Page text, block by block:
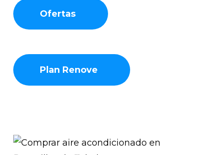
Ofertas
Plan Renove